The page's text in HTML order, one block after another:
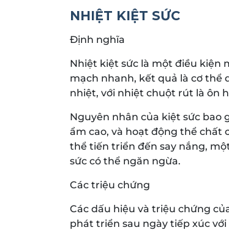
NHIỆT KIỆT SỨC
Định nghĩa
Nhiệt kiệt sức là một điều kiện
mạch nhanh, kết quả là cơ thể
nhiệt, với nhiệt chuột rút là ôn
Nguyên nhân của kiệt sức bao
ẩm cao, và hoạt động thể chất
thể tiến triển đến say nắng,
sức có thể ngăn ngừa.
Các triệu chứng
Các dấu hiệu và triệu chứng
phát triển sau ngày tiếp xúc